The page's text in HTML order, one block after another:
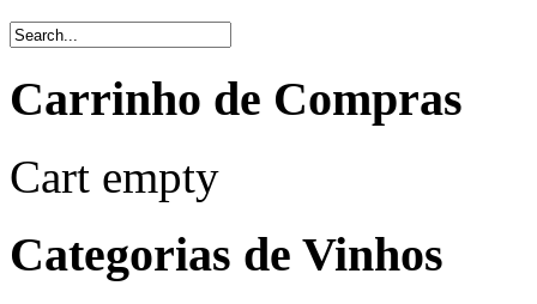
Carrinho de Compras
Cart empty
Categorias de Vinhos